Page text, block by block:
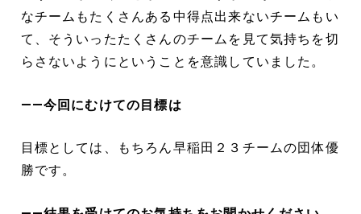
なチームもたくさんある中得点出来ないチームもい
て、そういったたくさんのチームを見て気持ちを切
らさないようにということを意識していました。
――今回にむけての目標は
目標としては、もちろん早稲田２３チームの団体優
勝です。